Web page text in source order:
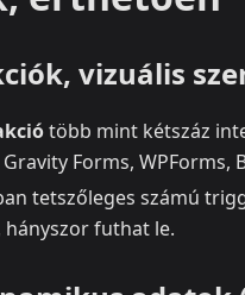
vizuális
több mint kétszáz
Gravity Forms,
tetszőleges számú
hányszor futhat le.